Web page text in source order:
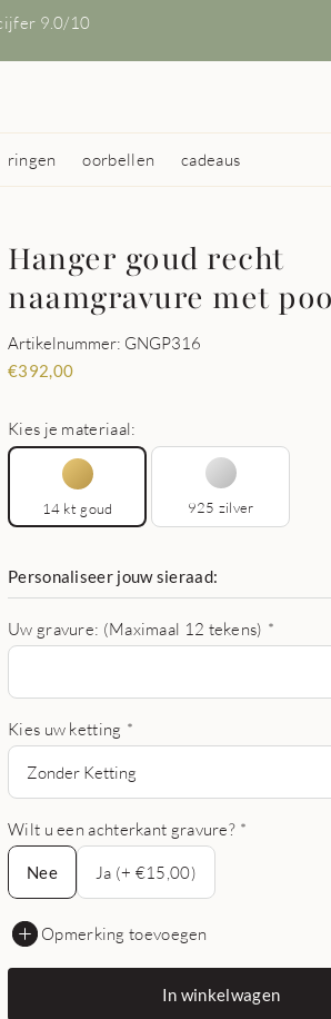
9.0/10
ringen oorbellen cadeaus
Hanger goud recht
naamgravure met
Artikelnummer: GNGP316
€392,00
Kies je materiaal:
14 kt goud 925 zilver
Personaliseer jouw sieraad:
Uw gravure: (Maximaal 12 tekens) *
Kies uw ketting *
Zonder Ketting
Wilt u een achterkant gravure? *
Nee
Nee
Ja (+ €15,00)
Opmerking toevoegen
In winkelwagen